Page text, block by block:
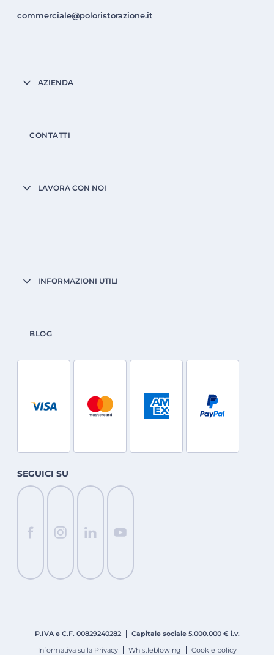
commerciale@poloristorazione.it
AZIENDA
CONTATTI
LAVORA CON NOI
INFORMAZIONI UTILI
BLOG
SEGUICI SU
P.IVA e C.F. 00829240282
Capitale sociale 5.000.000 € i.v.
Informativa sulla Privacy
Whistleblowing Cookie policy